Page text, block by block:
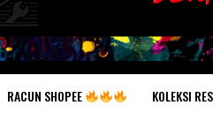
RACUN SHOPEE KOLEKSI